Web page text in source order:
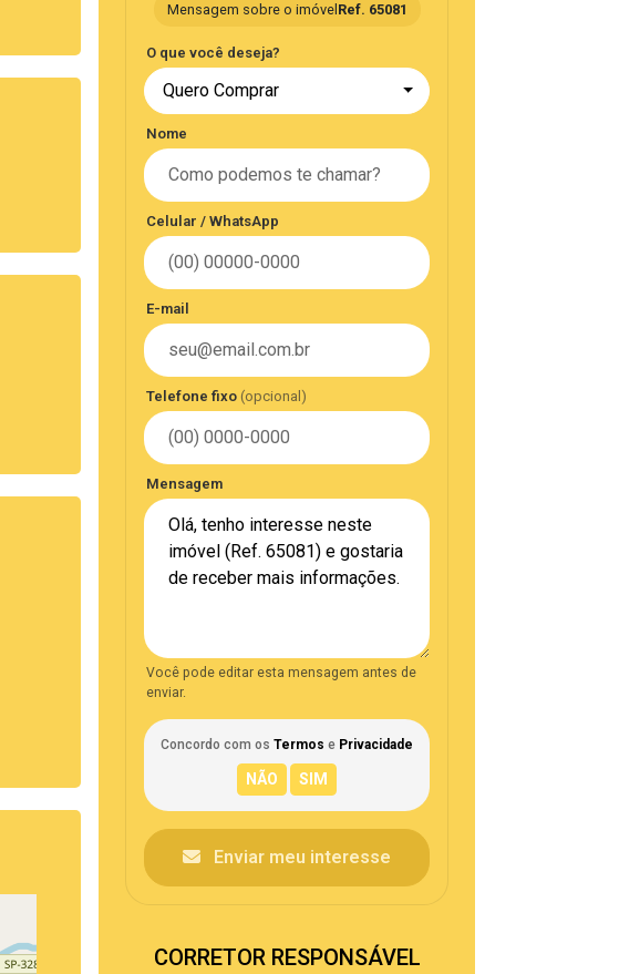
Mensagem sobre o imóvel Ref. 65081
O que você deseja?
Quero Comprar
Nome
Celular / WhatsApp
E-mail
Telefone fixo (opcional)
Mensagem
Você pode editar esta mensagem antes de
enviar.
Concordo com os Termos e Privacidade
Enviar meu interesse
CORRETOR RESPONSÁVEL